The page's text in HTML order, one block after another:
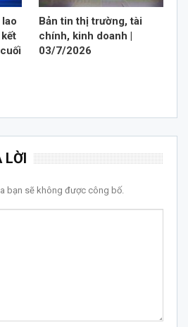
Bản tin thị trường, tài
chính, kinh doanh |
03/7/2026
LỜI
bạn sẽ không được công bố.